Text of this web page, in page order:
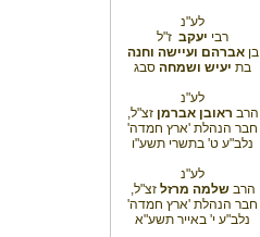
לע"נ
רבי יעקב ז"ל
בןאברהם ועיישה וחנה
בת יעיש ושמחה סבג
לע"נ
הרב ראובן אברמן זצ"ל,
חבר הנהלת 'ארץ חמדה'
נלב"ע ט' בתשרי תשע"ו
לע"נ
הרב שלמה מרזל זצ"ל,
חבר הנהלת 'ארץ חמדה'
נלב"ע י' באייר תשע"א